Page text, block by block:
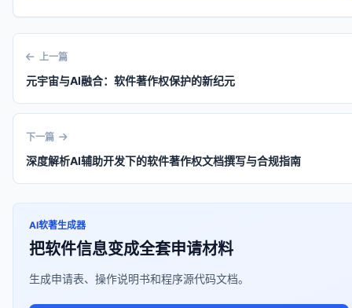
上一篇
元宇宙与AI融合：软件著作权保护的新纪元
下一篇
深度解析AI辅助开发下的软件著作权文档撰写与合规指南
AI软著生成器
把软件信息变成全套申请材料
生成申请表、操作说明书和程序源代码文档。